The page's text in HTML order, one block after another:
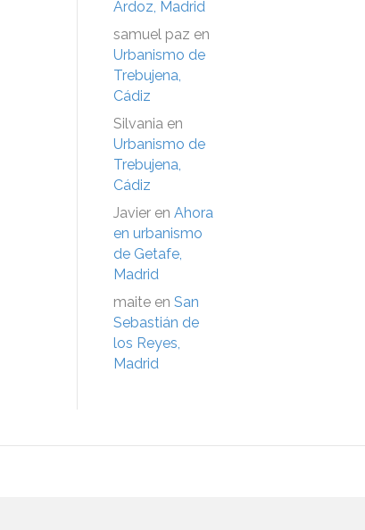
Ardoz, Madrid
samuel paz en
Urbanismo de
Trebujena,
Cádiz
Silvania en
Urbanismo de
Trebujena,
Cádiz
Javier en Ahora
en urbanismo
de Getafe,
Madrid
maite en San
Sebastián de
los Reyes,
Madrid